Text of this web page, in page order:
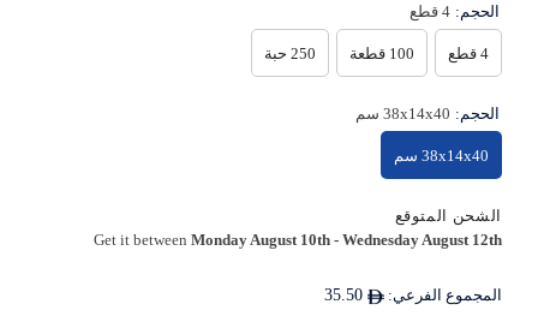
الحجم: 4 قطع
4 قطع 100 قطعة 250 حبة
الحجم: 38x14x40 سم
38x14x40 سم
الشحن المتوقع
Get it betweenMonday August 10th -Wednesday August 12th
المجموع الفرعي: 35.50